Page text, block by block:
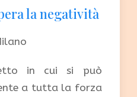
la negatività
in cui si può
a tutta la forza